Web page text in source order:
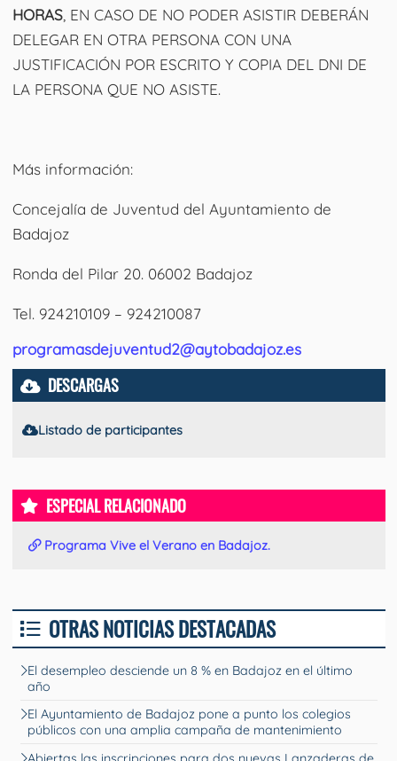
HORAS, EN CASO DE NO PODER ASISTIR DEBERÁN
DELEGAR EN OTRA PERSONA CON UNA
JUSTIFICACIÓN POR ESCRITO Y COPIA DEL DNI DE
LA PERSONA QUE NO ASISTE.
Más información:
Concejalía de Juventud del Ayuntamiento de
Badajoz
Ronda del Pilar 20. 06002 Badajoz
Tel. 924210109 – 924210087
programasdejuventud2@aytobadajoz.es
DESCARGAS
Listado de participantes
ESPECIAL RELACIONADO
Programa Vive el Verano en Badajoz.
OTRAS NOTICIAS DESTACADAS
El desempleo desciende un 8 % en Badajoz en el último
año
El Ayuntamiento de Badajoz pone a punto los colegios
públicos con una amplia campaña de mantenimiento